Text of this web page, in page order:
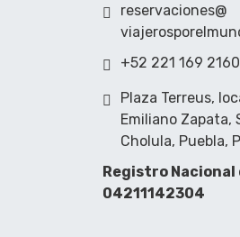
reservaciones@
+52 221 169 2160
Plaza Terreus,
Emiliano Zapata,
Cholula, Puebla,
Registro Nacional
04211142304